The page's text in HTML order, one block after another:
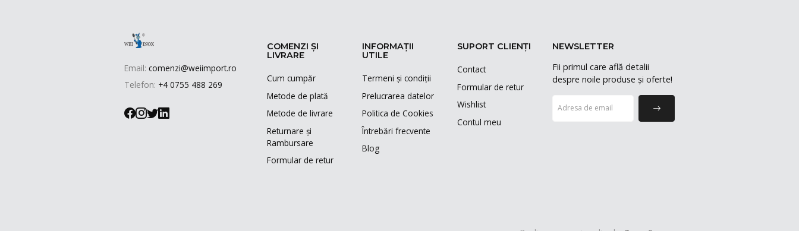
Email: comenzi@weiimport.ro
Telefon: +4 0755 488 269
COMENZI ȘI
LIVRARE
Cum cumpăr
Metode de plată
Metode de livrare
Returnare și
Rambursare
Formular de retur
INFORMAȚII
UTILE
Termeni și condiții
Prelucrarea datelor
Politica de Cookies
Întrebări frecvente
Blog
SUPORT CLIENȚI
Contact
Formular de retur
Wishlist
Contul meu
NEWSLETTER
Fii primul care află detalii
despre noile produse și oferte!